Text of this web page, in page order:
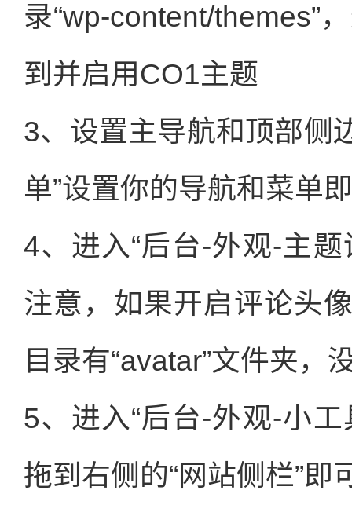
录“wp-content/themes”
到并启用CO1主题
3、设置主导航和顶部侧
单”设置你的导航和菜单
4、进入“后台-外观-主
注意，如果开启评论头
目录有“avatar”文件夹，
5、进入“后台-外观-小
拖到右侧的“网站侧栏”即